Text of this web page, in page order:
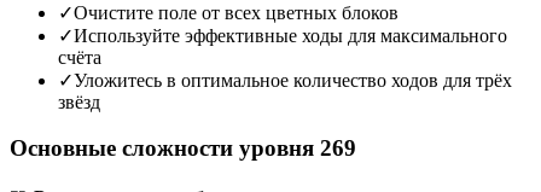
✓Очистите поле от всех цветных блоков
✓Используйте эффективные ходы для максимального
счёта
✓Уложитесь в оптимальное количество ходов для трёх
звёзд
Основные сложности уровня 269